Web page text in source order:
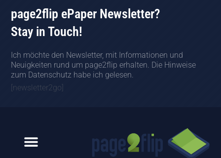
page2flip ePaper Newsletter?
Stay in Touch!
Ich möchte den Newsletter, mit Informationen und
Neuigkeiten rund um page2flip erhalten. Die Hinweise
zum Datenschutz habe ich gelesen.
[newsletter2go]